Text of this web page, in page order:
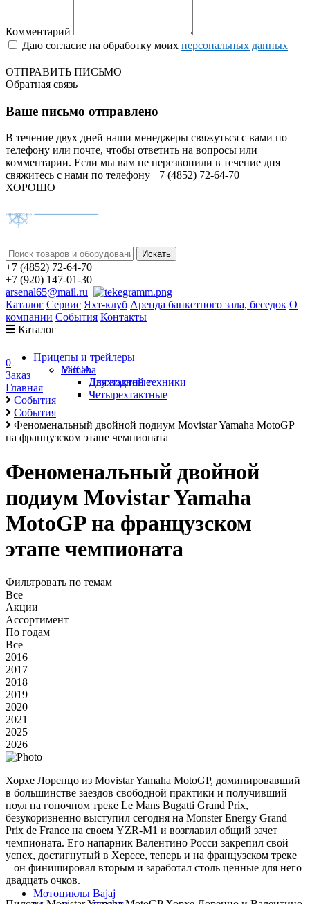
Yamaha
Двухтактные
Четырехтактные
Прицепы и трейлеры
МЗСА
Для водной техники
Мотоциклы Bajaj
Комментарий
Даю согласие на обработку моих персональных данных
ОТПРАВИТЬ ПИСЬМО
Обратная связь
Ваше письмо отправлено
В течение двух дней наши менеджеры свяжуться с вами по
телефону или почте, чтобы ответить на вопросы или
комментарии. Если мы вам не перезвонили в течение дня
свяжитесь с нами по телефону +7 (4852) 72-64-70
ХОРОШО
+7 (4852) 72-64-70
+7 (920) 147-01-30
arsenal65@mail.ru
Каталог Сервис Яхт-клуб Аренда банкетного зала, беседок О
компании События Контакты
Каталог
0
Заказ
Главная
События
События
Феноменальный двойной подиум Movistar Yamaha MotoGP
на французском этапе чемпионата
Феноменальный двойной
подиум Movistar Yamaha
MotoGP на французском
этапе чемпионата
Фильтровать по темам
Все
Акции
Ассортимент
По годам
Все
2016
2017
2018
2019
2020
2021
2025
2026
Хорхе Лоренцо из Movistar Yamaha MotoGP, доминировавший
в большинстве заездов свободной практики и получивший
поул на гоночном треке Le Mans Bugatti Grand Prix,
безукоризненно выступил сегодня на Monster Energy Grand
Prix de France на своем YZR-M1 и возглавил общий зачет
чемпионата. Его напарник Валентино Росси закрепил свой
успех, достигнутый в Хересе, теперь и на французском треке
– он финишировал вторым и заработал столь ценные для него
двадцать очков.